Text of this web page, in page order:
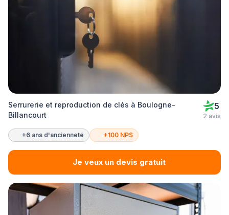
Serrurerie et reproduction de clés à Boulogne-
Billancourt
5
2 avis
+6 ans d'ancienneté +100 NPS
Je veux un devis gratuit